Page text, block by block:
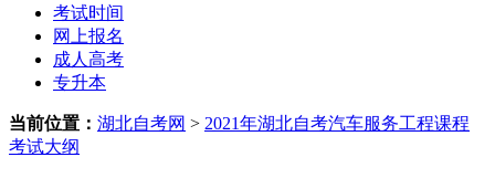
考试时间
网上报名
成人高考
专升本
当前位置： 湖北自考网 > 2021年湖北自考汽车服务工程课程
考试大纲